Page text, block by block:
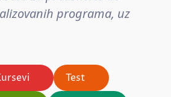
programa, uz
Test